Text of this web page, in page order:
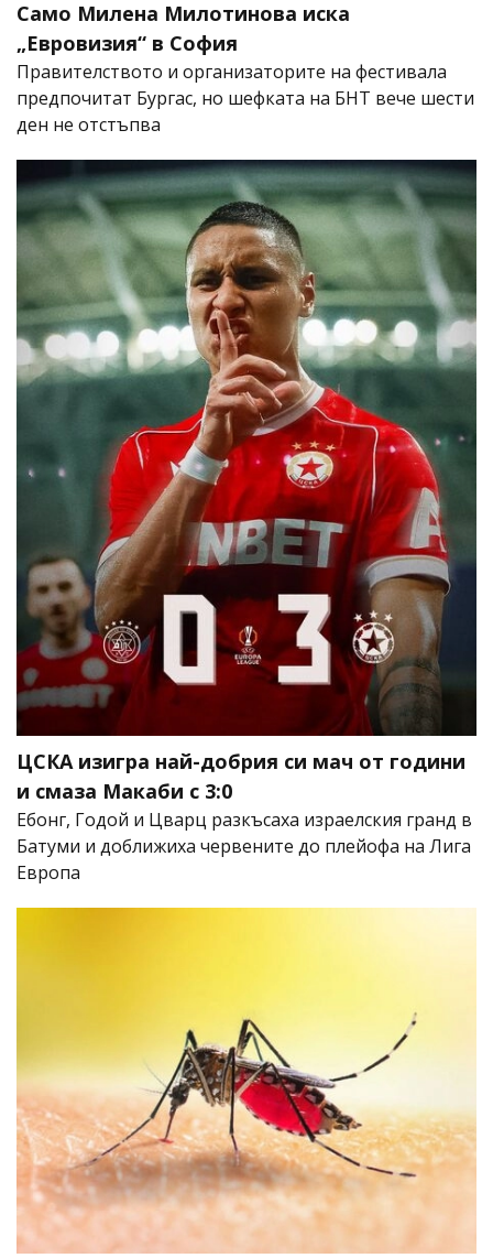
Само Милена Милотинова иска
„Евровизия“ в София
Правителството и организаторите на фестивала
предпочитат Бургас, но шефката на БНТ вече шести
ден не отстъпва
ЦСКА изигра най-добрия си мач от години
и смаза Макаби с 3:0
Ебонг, Годой и Цварц разкъсаха израелския гранд в
Батуми и доближиха червените до плейофа на Лига
Европа